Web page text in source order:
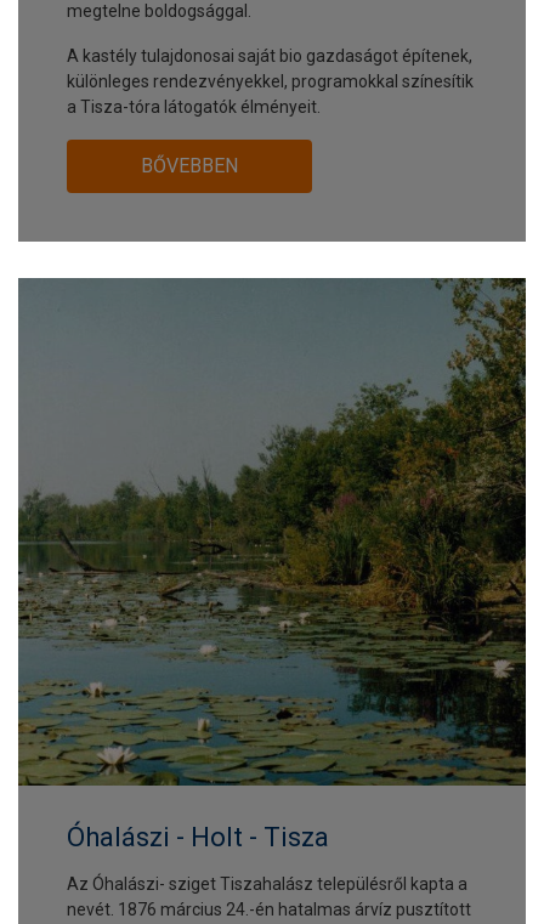
megtelne boldogsággal.
A kastély tulajdonosai saját bio gazdaságot építenek,
különleges rendezvényekkel, programokkal színesítik
a Tisza-tóra látogatók élményeit.
BŐVEBBEN
Óhalászi - Holt - Tisza
Az Óhalászi- sziget Tiszahalász településről kapta a
nevét. 1876 március 24.-én hatalmas árvíz pusztított